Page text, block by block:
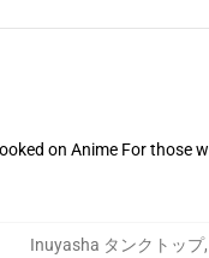
on Anime For those
Inuyasha タンクトップ,